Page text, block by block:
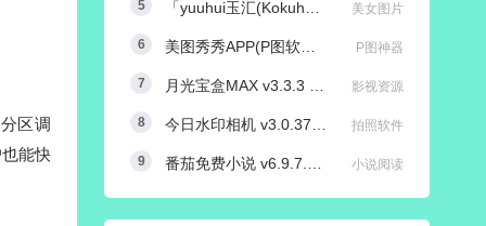
区调
能快
美女图片
P图神器
影视资源
拍照软件
小说阅读